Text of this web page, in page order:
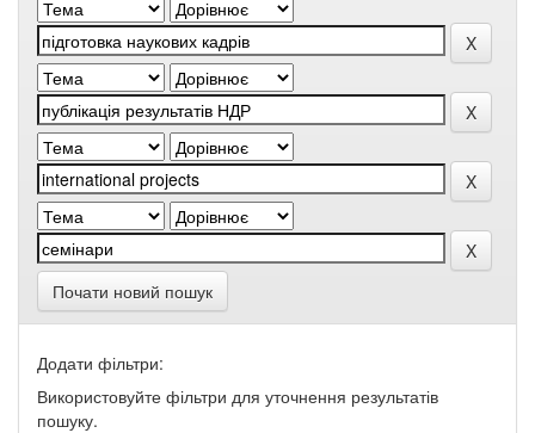
Почати новий пошук
Додати фільтри:
Використовуйте фільтри для уточнення результатів
пошуку.